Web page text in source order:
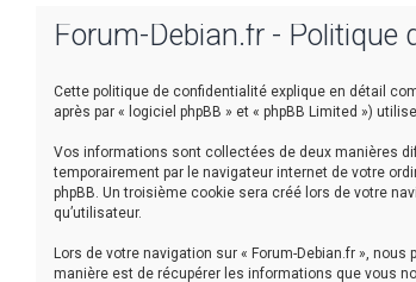
Forum-Debian.fr - Politique
Cette politique de confidentialité explique en détail
après par « logiciel phpBB » et « phpBB Limited »)
Vos informations sont collectées de deux manières
temporairement par le navigateur internet de votre
phpBB. Un troisième cookie sera créé lors de votre
qu’utilisateur.
Lors de votre navigation sur « Forum-Debian.fr »,
manière est de récupérer les informations que vous